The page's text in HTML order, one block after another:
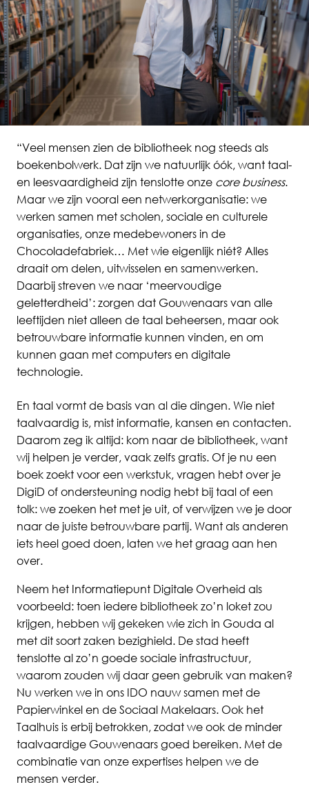
“Veel mensen zien de bibliotheek nog steeds als
boekenbolwerk. Dat zijn we natuurlijk óók, want taal-
en leesvaardigheid zijn tenslotte onze core business.
Maar we zijn vooral een netwerkorganisatie: we
werken samen met scholen, sociale en culturele
organisaties, onze medebewoners in de
Chocoladefabriek… Met wie eigenlijk niét? Alles
draait om delen, uitwisselen en samenwerken.
Daarbij streven we naar ‘meervoudige
geletterdheid’: zorgen dat Gouwenaars van alle
leeftijden niet alleen de taal beheersen, maar ook
betrouwbare informatie kunnen vinden, en om
kunnen gaan met computers en digitale
technologie.
En taal vormt de basis van al die dingen. Wie niet
taalvaardig is, mist informatie, kansen en contacten.
Daarom zeg ik altijd: kom naar de bibliotheek, want
wij helpen je verder, vaak zelfs gratis. Of je nu een
boek zoekt voor een werkstuk, vragen hebt over je
DigiD of ondersteuning nodig hebt bij taal of een
tolk: we zoeken het met je uit, of verwijzen we je door
naar de juiste betrouwbare partij. Want als anderen
iets heel goed doen, laten we het graag aan hen
over.
Neem het Informatiepunt Digitale Overheid als
voorbeeld: toen iedere bibliotheek zo’n loket zou
krijgen, hebben wij gekeken wie zich in Gouda al
met dit soort zaken bezighield. De stad heeft
tenslotte al zo’n goede sociale infrastructuur,
waarom zouden wij daar geen gebruik van maken?
Nu werken we in ons IDO nauw samen met de
Papierwinkel en de Sociaal Makelaars. Ook het
Taalhuis is erbij betrokken, zodat we ook de minder
taalvaardige Gouwenaars goed bereiken. Met de
combinatie van onze expertises helpen we de
mensen verder.